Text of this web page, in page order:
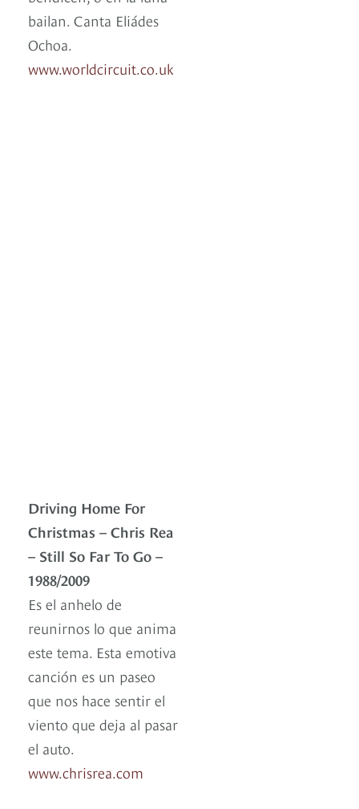
bailan. Canta Eliádes
Ochoa.
www.worldcircuit.co.uk
Driving Home For
Christmas – Chris Rea
– Still So Far To Go –
1988/2009
Es el anhelo de
reunirnos lo que anima
este tema. Esta emotiva
canción es un paseo
que nos hace sentir el
viento que deja al pasar
el auto.
www.chrisrea.com